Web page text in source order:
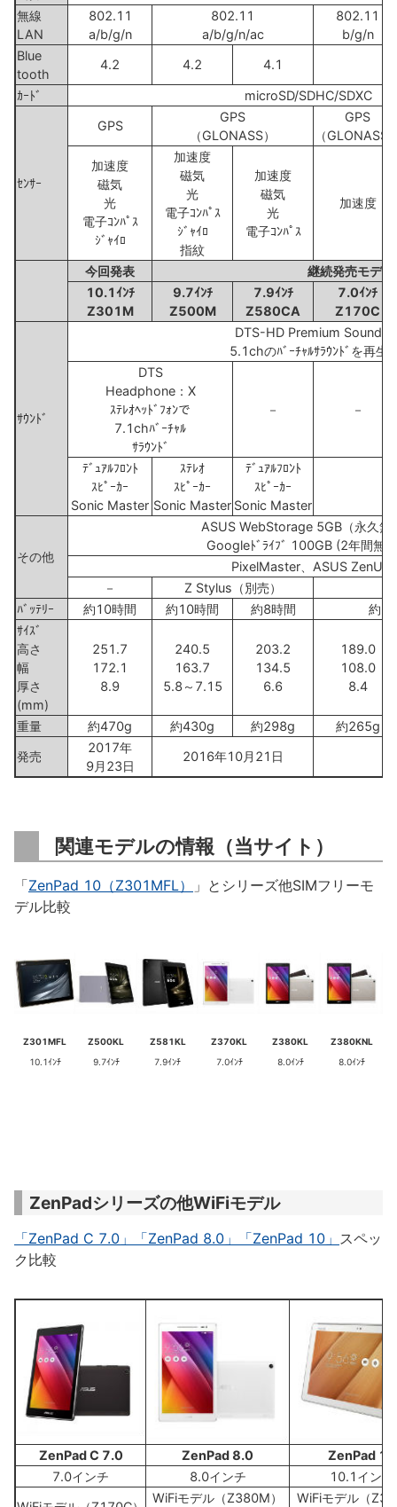
無線
LAN
802.11
a/b/g/n
802.11
a/b/g/n/ac
802.11
b/g/n
Blue
tooth
4.2 4.2 4.1
ｶｰﾄﾞ microSD/SDHC/SDXC
ｾﾝｻｰ
GPS
GPS
（GLONASS）
GPS
（GLONASS
加速度
磁気
光
電子ｺﾝﾊﾟｽ
ｼﾞｬｲﾛ
加速度
磁気
光
電子ｺﾝﾊﾟｽ
ｼﾞｬｲﾛ
指紋
加速度
磁気
光
電子ｺﾝﾊﾟｽ
加速度
今回発表
継続発売モデル
10.1ｲﾝﾁ
Z301M
9.7ｲﾝﾁ
Z500M
7.9ｲﾝﾁ
Z580CA
7.0ｲﾝﾁ
Z170C
ｻｳﾝﾄﾞ
DTS-HD Premium Sound
5.1chのﾊﾞｰﾁｬﾙｻﾗｳﾝﾄﾞを再生
DTS
Headphone：X
ｽﾃﾚｵﾍｯﾄﾞﾌｫﾝで
7.1chﾊﾞｰﾁｬﾙ
ｻﾗｳﾝﾄﾞ
－ －
ﾃﾞｭｱﾙﾌﾛﾝﾄ
ｽﾋﾟｰｶｰ
Sonic Master
ｽﾃﾚｵ
ｽﾋﾟｰｶｰ
Sonic Master
ﾃﾞｭｱﾙﾌﾛﾝﾄ
ｽﾋﾟｰｶｰ
Sonic Master
その他
ASUS WebStorage 5GB（永久無
Googleﾄﾞﾗｲﾌﾞ 100GB (2年間無
PixelMaster、ASUS ZenUI
－
Z Stylus（別売）
ﾊﾞｯﾃﾘｰ
約10時間 約10時間 約8時間
約8
ｻｲｽﾞ
高さ
幅
厚さ
(mm)
251.7
172.1
8.9
240.5
163.7
5.8～7.15
203.2
134.5
6.6
189.0
108.0
8.4
重量 約470g 約430g 約298g
約265g
発売
2017年
9月23日
2016年10月21日
関連モデルの情報（当サイト）
「ZenPad 10（Z301MFL）
」とシリーズ他SIMフリーモ
デル比較
Z301MFL
10.1ｲﾝﾁ
Z500KL
9.7ｲﾝﾁ
Z581KL
7.9ｲﾝﾁ
Z370KL
7.0ｲﾝﾁ
Z380KL
8.0ｲﾝﾁ
Z380KNL
8.0ｲﾝﾁ
ZenPadシリーズの他WiFiモデル
「ZenPad C 7.0」「ZenPad 8.0」「ZenPad 10」 スペッ
ク比較
ZenPad C 7.0 ZenPad 8.0
ZenPad 10
7.0インチ
8.0インチ
10.1インチ
WiFiモデル（Z380M）
WiFiモデル（